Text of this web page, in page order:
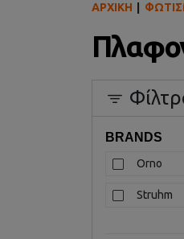
ΑΡΧΙΚΉ
BRANDS
Orno
Struhm